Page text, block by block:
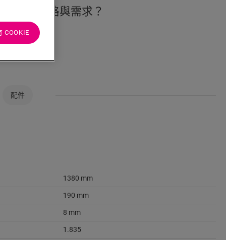
您的風格與需求？
配件
1380 mm
190 mm
8 mm
1.835
COOKIE